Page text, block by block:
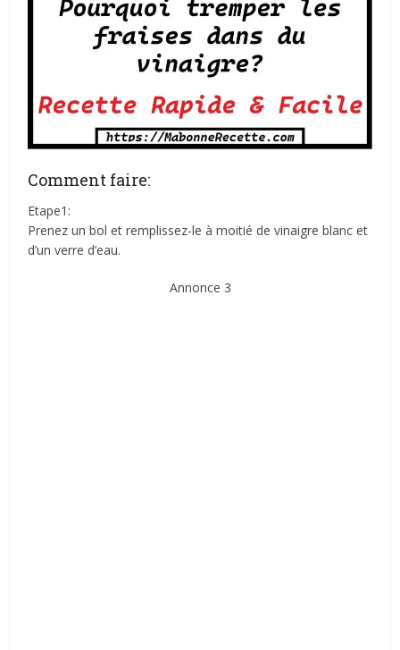
Comment faire:
Etape1:
Prenez un bol et remplissez-le à moitié de vinaigre blanc et
d’un verre d’eau.
Annonce 3